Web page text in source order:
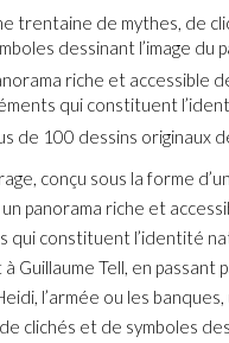
trentaine de mythes, de
dessinant l’image du
riche et accessible
qui constituent
de 100 dessins originaux
conçu sous la forme
panorama riche et
qui constituent l’identité
Guillaume Tell, en passant
l’armée ou les
clichés et de symboles